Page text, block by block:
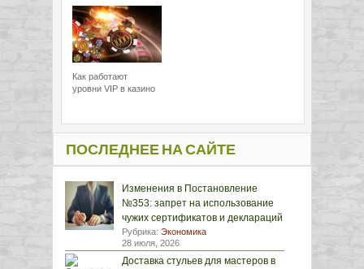
Как работают
уровни VIP в казино
ПОСЛЕДНЕЕ НА САЙТЕ
Изменения в Постановление
№353: запрет на использование
чужих сертификатов и деклараций
Рубрика: Экономика
28 июля, 2026
Доставка стульев для мастеров в